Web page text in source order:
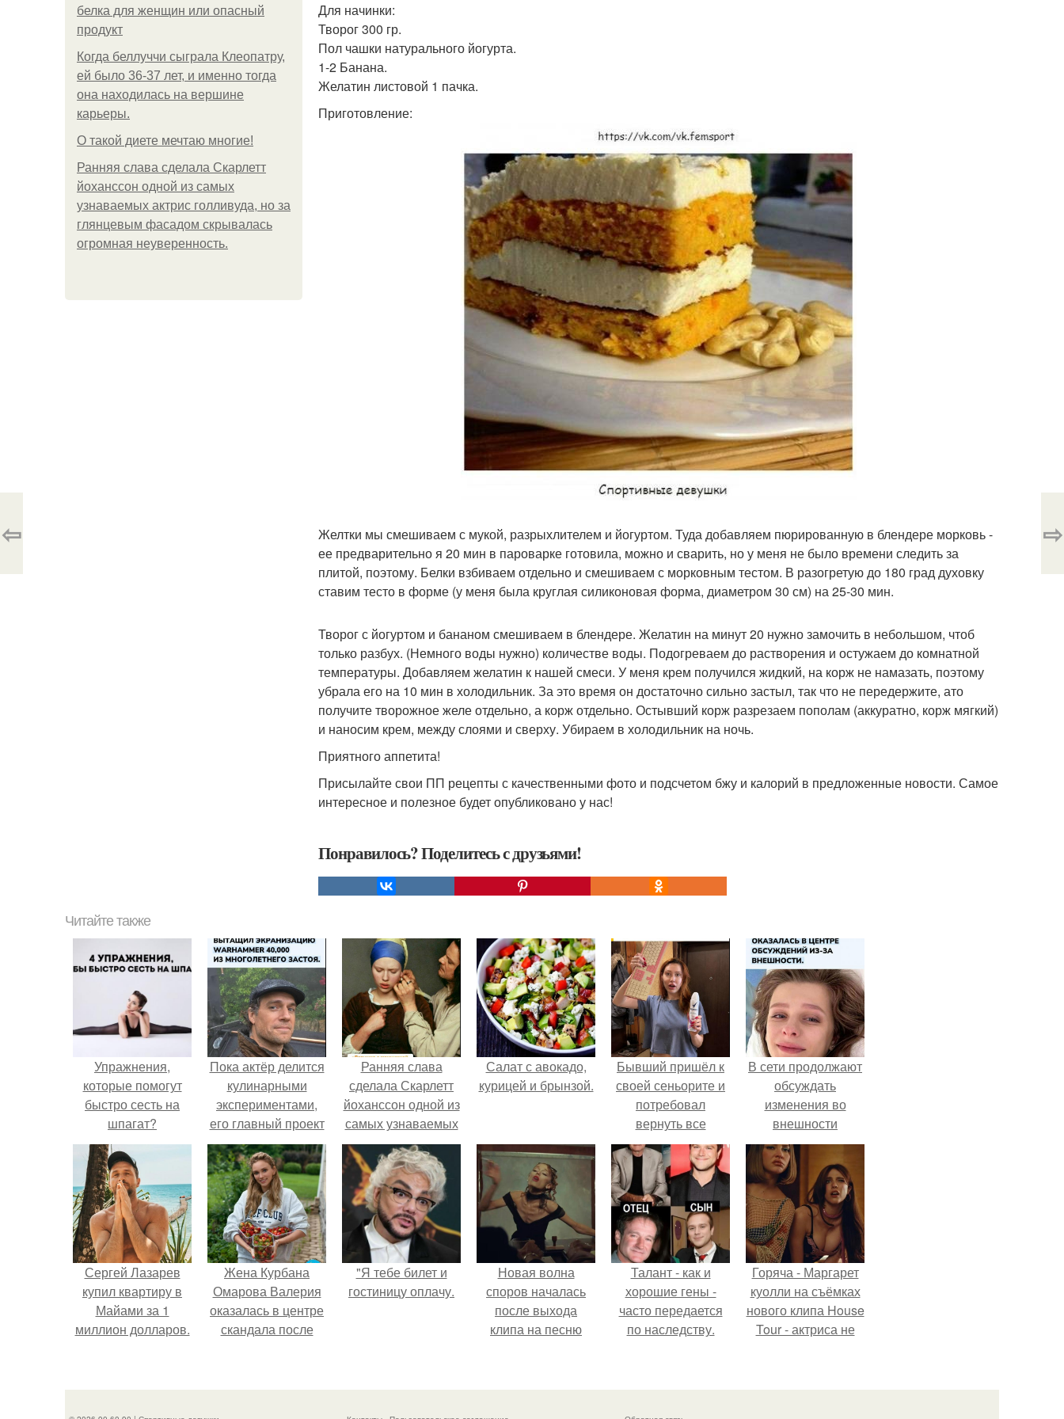
белка для женщин или опасный
продукт
Когда беллуччи сыграла Клеопатру,
ей было 36-37 лет, и именно тогда
она находилась на вершине
карьеры.
О такой диете мечтаю многие!
Ранняя слава сделала Скарлетт
йоханссон одной из самых
узнаваемых актрис голливуда, но за
глянцевым фасадом скрывалась
огромная неуверенность.
Для начинки:
Творог 300 гр.
Пол чашки натурального йогурта.
1-2 Банана.
Желатин листовой 1 пачка.
Приготовление:
Желтки мы смешиваем с мукой, разрыхлителем и йогуртом. Туда добавляем пюрированную в блендере морковь -
ее предварительно я 20 мин в пароварке готовила, можно и сварить, но у меня не было времени следить за
плитой, поэтому. Белки взбиваем отдельно и смешиваем с морковным тестом. В разогретую до 180 град духовку
ставим тесто в форме (у меня была круглая силиконовая форма, диаметром 30 см) на 25-30 мин.
Творог с йогуртом и бананом смешиваем в блендере. Желатин на минут 20 нужно замочить в небольшом, чтоб
только разбух. (Немного воды нужно) количестве воды. Подогреваем до растворения и остужаем до комнатной
температуры. Добавляем желатин к нашей смеси. У меня крем получился жидкий, на корж не намазать, поэтому
убрала его на 10 мин в холодильник. За это время он достаточно сильно застыл, так что не передержите, ато
получите творожное желе отдельно, а корж отдельно. Остывший корж разрезаем пополам (аккуратно, корж мягкий)
и наносим крем, между слоями и сверху. Убираем в холодильник на ночь.
Приятного аппетита!
Присылайте свои ПП рецепты с качественными фото и подсчетом бжу и калорий в предложенные новости. Самое
интересное и полезное будет опубликовано у нас!
Понравилось? Поделитесь с друзьями!
⇦ ⇨
Читайте также
Упражнения,
которые помогут
быстро сесть на
шпагат?
Пока актёр делится
кулинарными
экспериментами,
его главный проект
сделал серьёзный
шаг вперёд.
Ранняя слава
сделала Скарлетт
йоханссон одной из
самых узнаваемых
актрис голливуда,
но за глянцевым
фасадом
скрывалась
огромная
неуверенность.
Салат с авокадо,
курицей и брынзой.
Бывший пришёл к
своей сеньорите и
потребовал
вернуть все
подарки.
В сети продолжают
обсуждать
изменения во
внешности
актрисы.
Сергей Лазарев
купил квартиру в
Майами за 1
миллион долларов.
Жена Курбана
Омарова Валерия
оказалась в центре
скандала после
её
"Я тебе билет и
гостиницу оплачу.
Новая волна
споров началась
после выхода
клипа на песню
Талант - как и
хорошие гены -
часто передается
по наследству.
Горяча - Маргарет
куолли на съёмках
нового клипа House
Tour - актриса не
выступила в роли